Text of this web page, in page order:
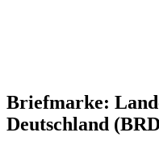
Briefmarke:
Deutschland